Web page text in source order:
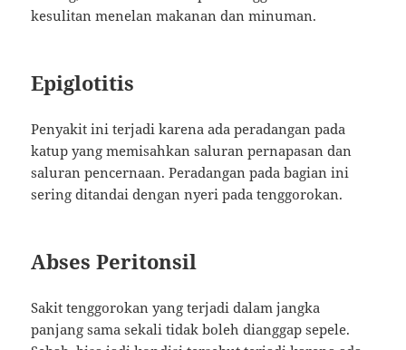
kesulitan menelan makanan dan minuman.
Epiglotitis
Penyakit ini terjadi karena ada peradangan pada
katup yang memisahkan saluran pernapasan dan
saluran pencernaan. Peradangan pada bagian ini
sering ditandai dengan nyeri pada tenggorokan.
Abses Peritonsil
Sakit tenggorokan yang terjadi dalam jangka
panjang sama sekali tidak boleh dianggap sepele.